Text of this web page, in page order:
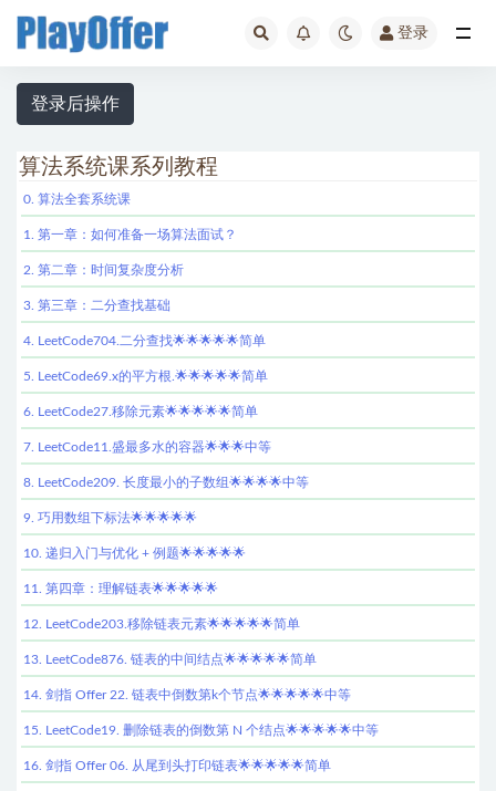
登录
登录后操作
算法系统课系列教程
0. 算法全套系统课
1. 第一章：如何准备一场算法面试？
2. 第二章：时间复杂度分析
3. 第三章：二分查找基础
4. LeetCode704.二分查找🌟🌟🌟🌟🌟简单
5. LeetCode69.x的平方根.🌟🌟🌟🌟🌟简单
6. LeetCode27.移除元素🌟🌟🌟🌟🌟简单
7. LeetCode11.盛最多水的容器🌟🌟🌟中等
8. LeetCode209. 长度最小的子数组🌟🌟🌟🌟中等
9. 巧用数组下标法🌟🌟🌟🌟🌟
10. 递归入门与优化 + 例题🌟🌟🌟🌟🌟
11. 第四章：理解链表🌟🌟🌟🌟🌟
12. LeetCode203.移除链表元素🌟🌟🌟🌟🌟简单
13. LeetCode876. 链表的中间结点🌟🌟🌟🌟🌟简单
14. 剑指 Offer 22. 链表中倒数第k个节点🌟🌟🌟🌟🌟中等
15. LeetCode19. 删除链表的倒数第 N 个结点🌟🌟🌟🌟🌟中等
16. 剑指 Offer 06. 从尾到头打印链表🌟🌟🌟🌟🌟简单